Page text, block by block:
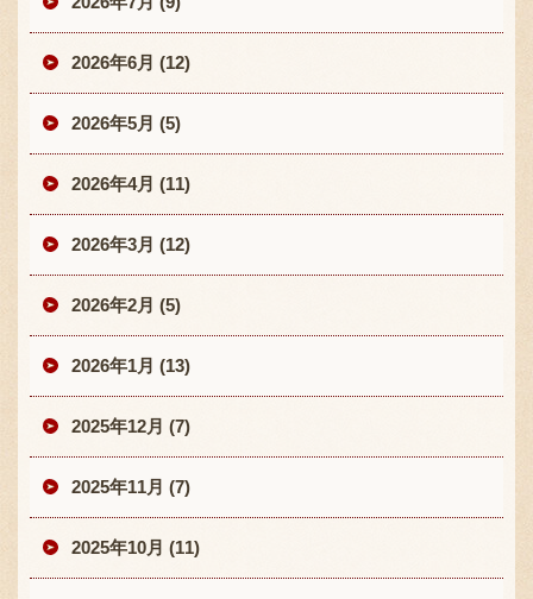
2026年6月 (12)
2026年5月 (5)
2026年4月 (11)
2026年3月 (12)
2026年2月 (5)
2026年1月 (13)
2025年12月 (7)
2025年11月 (7)
2025年10月 (11)